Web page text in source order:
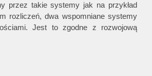
przez takie systemy jak na przykład
rozliczeń, dwa wspomniane systemy
Jest to zgodne z rozwojową